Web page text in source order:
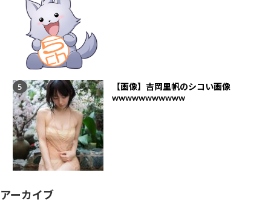
【画像】吉岡里帆のシコい画像
wwwwwwwwwww
アーカイブ